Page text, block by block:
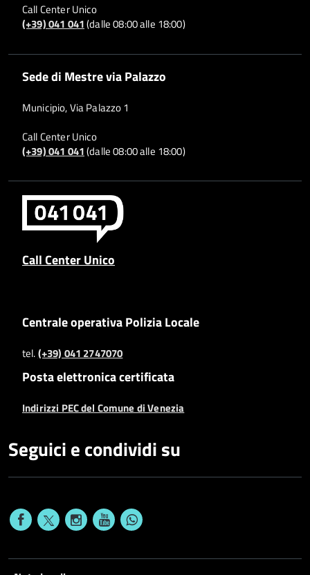
Call Center Unico
(+39) 041 041(dalle 08:00 alle 18:00)
Sede di Mestre via Palazzo
Municipio, Via Palazzo 1
Call Center Unico
(+39) 041 041(dalle 08:00 alle 18:00)
Call Center Unico
Centrale operativa Polizia Locale
tel.(+39) 041 2747070
Posta elettronica certificata
Indirizzi PEC del Comune di Venezia
Seguici e condividi su